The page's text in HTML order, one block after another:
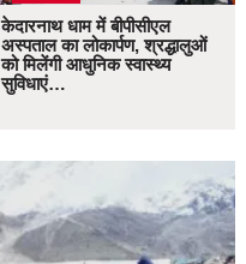
केदारनाथ धाम में बीपीसीएल
अस्पताल का लोकार्पण, श्रद्धालुओं
को मिलेंगी आधुनिक स्वास्थ्य
सुविधाएं…